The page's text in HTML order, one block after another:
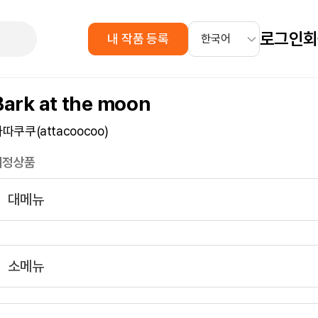
내 작품 등록 로그인
at the moon
따쿠쿠(attacoocoo)
상품